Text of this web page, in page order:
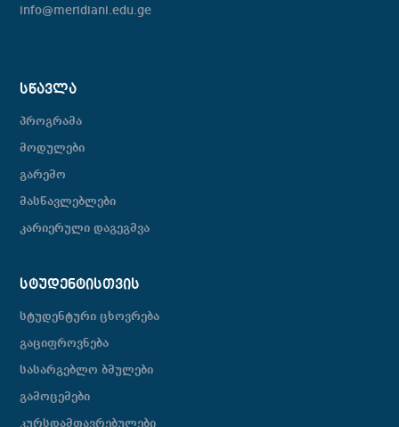
info@meridiani.edu.ge
ᲡᲬᲐᲕᲚᲐ
პროგრამა
მოდულები
გარემო
მასწავლებლები
კარიერული დაგეგმვა
ᲡᲢᲣᲓᲔᲜᲢᲘᲡᲗᲕᲘᲡ
სტუდენტური ცხოვრება
გაციფროვნება
სასარგებლო ბმულები
გამოცემები
კურსდამთავრებულები